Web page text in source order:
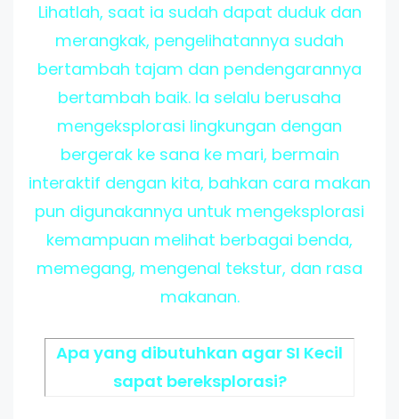
Lihatlah, saat ia sudah dapat duduk dan
merangkak, pengelihatannya sudah
bertambah tajam dan pendengarannya
bertambah baik. Ia selalu berusaha
mengeksplorasi lingkungan dengan
bergerak ke sana ke mari, bermain
interaktif dengan kita, bahkan cara makan
pun digunakannya untuk mengeksplorasi
kemampuan melihat berbagai benda,
memegang, mengenal tekstur, dan rasa
makanan.
Apa yang dibutuhkan agar SI Kecil
sapat bereksplorasi?